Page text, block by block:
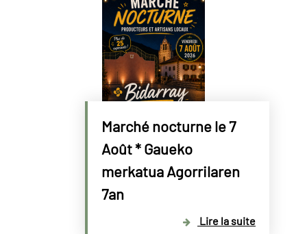
Marché nocturne le 7
Août * Gaueko
merkatua Agorrilaren
7an
Lire la suite